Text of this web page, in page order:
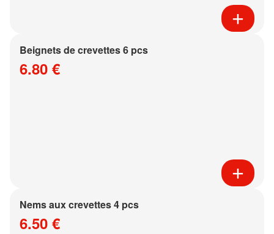
Beignets de crevettes 6 pcs
6.80 €
Nems aux crevettes 4 pcs
6.50 €